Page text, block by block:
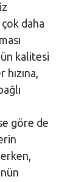
daha
kalitesi
göre de